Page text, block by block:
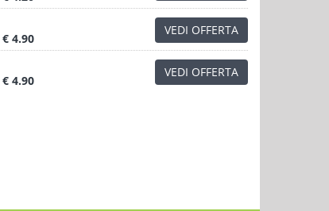
€ 4.90
VEDI OFFERTA
€ 4.90
VEDI OFFERTA